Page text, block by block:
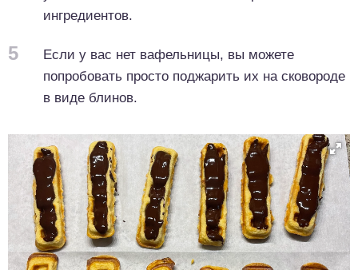
ингредиентов.
5
Если у вас нет вафельницы, вы можете
попробовать просто поджарить их на сковороде
в виде блинов.